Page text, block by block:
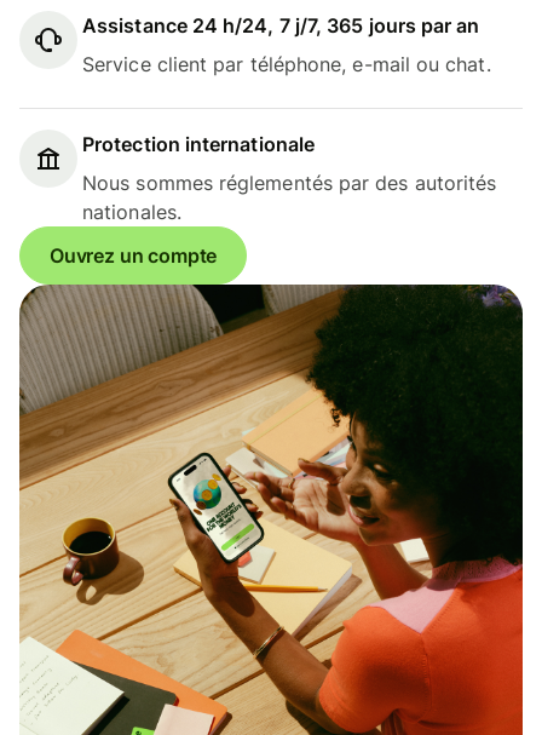
Assistance 24 h/24, 7 j/7, 365 jours par an
Service client par téléphone, e-mail ou chat.
Protection internationale
Nous sommes réglementés par des autorités
nationales.
Ouvrez un compte